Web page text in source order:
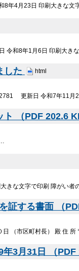
4月23日 印刷大きな文
和8年1月6日 印刷大き
した html
更新日 令和7年11月
（PDF 202.6
な文字で印刷 障がい者
証する書面 （
（市区町村長） 殿 住 所
3月31日 （PDF